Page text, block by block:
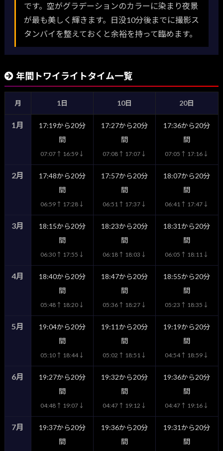
です。空がグラデーションのカラーに染まり夜景
が最も美しく輝きます。日没10分後までに撮影ス
タンバイを整えておくと余裕を持って臨めます。
年間トワイライトタイム一覧
月 1日 10日 20日
1月
17:19から20分
間
07:07↑ 16:59↓
17:27から20分
間
07:08↑ 17:07↓
17:36から20分
間
07:05↑ 17:16↓
2月
17:48から20分
間
06:59↑ 17:28↓
17:57から20分
間
06:51↑ 17:37↓
18:07から20分
間
06:41↑ 17:47↓
3月
18:15から20分
間
06:30↑ 17:55↓
18:23から20分
間
06:18↑ 18:03↓
18:31から20分
間
06:05↑ 18:11↓
4月
18:40から20分
間
05:48↑ 18:20↓
18:47から20分
間
05:36↑ 18:27↓
18:55から20分
間
05:23↑ 18:35↓
5月
19:04から20分
間
05:10↑ 18:44↓
19:11から20分
間
05:02↑ 18:51↓
19:19から20分
間
04:54↑ 18:59↓
6月
19:27から20分
間
04:48↑ 19:07↓
19:32から20分
間
04:47↑ 19:12↓
19:36から20分
間
04:47↑ 19:16↓
7月
19:37から20分
間
19:36から20分
間
19:31から20分
間